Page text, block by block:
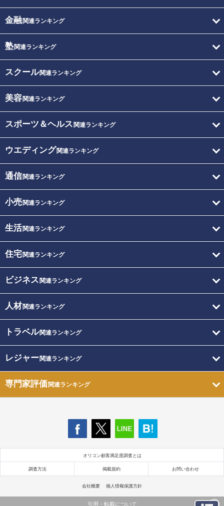
金融関連ランキング
塾関連ランキング
スクール関連ランキング
美容関連ランキング
スポーツ＆ヘルス 関連ランキング
ウエディング関連ランキング
通信関連ランキング
小売関連ランキング
生活関連ランキング
住宅関連ランキング
ビジネス 関連ランキング
人材関連ランキング
トラベル関連ランキング
レジャー関連ランキング
専門家評価関連ランキング
オリコン顧客満足度調査とは
調査方法 掲載規約 お問い合わせ
会社概要 個人情報保護方針
引用・転載について